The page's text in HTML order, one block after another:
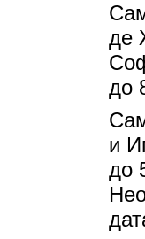
де
до
и
до